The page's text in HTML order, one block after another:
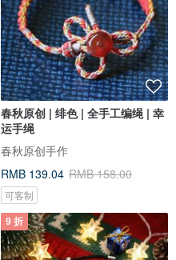
春秋原创 | 绯色 | 全手工编绳 | 幸
运手绳
春秋原创手作
RMB 139.04 RMB 158.00
可客制
9 折